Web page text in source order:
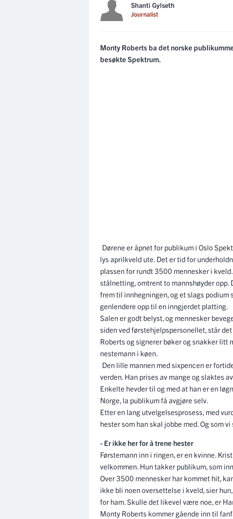
Shanti Gylseth
Journalist
Monty Roberts ba det norske
besøkte Spektrum.
Dørene er åpnet for publikum i Oslo
lys aprilkveld ute. Det er tid for
plassen for rundt 3500 mennesker i
stålnetting, omtrent to mannshøyder opp.
frem til innhegningen, og et slags podium
genlendere opp til en inngjerdet platting.
Salen er godt belyst, og mennesker
siden ved førstehjelpspersonellet, står
Roberts og signerer bøker og snakker litt
nestemann i køen.
Den lille mannen med sixpencen er
verden. Han prises av mange og slaktes
Enkelte hevder til og med at han er en
Norge, la publikum få avgjøre selv.
Etter en lang utvelgelsesprosess, med
hester som han skal jobbe med. Og som
- Er ikke her for å trene hester
Førstemann inn i ringen, er en kvinne.
velkommen. Hun takker publikum, som
Over 3500 mennesker har kommet hit,
ikke bli noen oversettelse i kveld, sier
for ham. Skulle det likevel være noe, er
Monty Roberts kommer gående inn til